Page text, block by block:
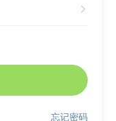

忘记密码